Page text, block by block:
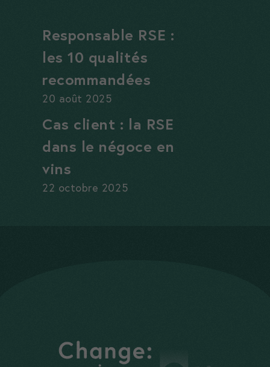
Responsable RSE :
les 10 qualités
recommandées
20 août 2025
Cas client : la RSE
dans le négoce en
vins
22 octobre 2025